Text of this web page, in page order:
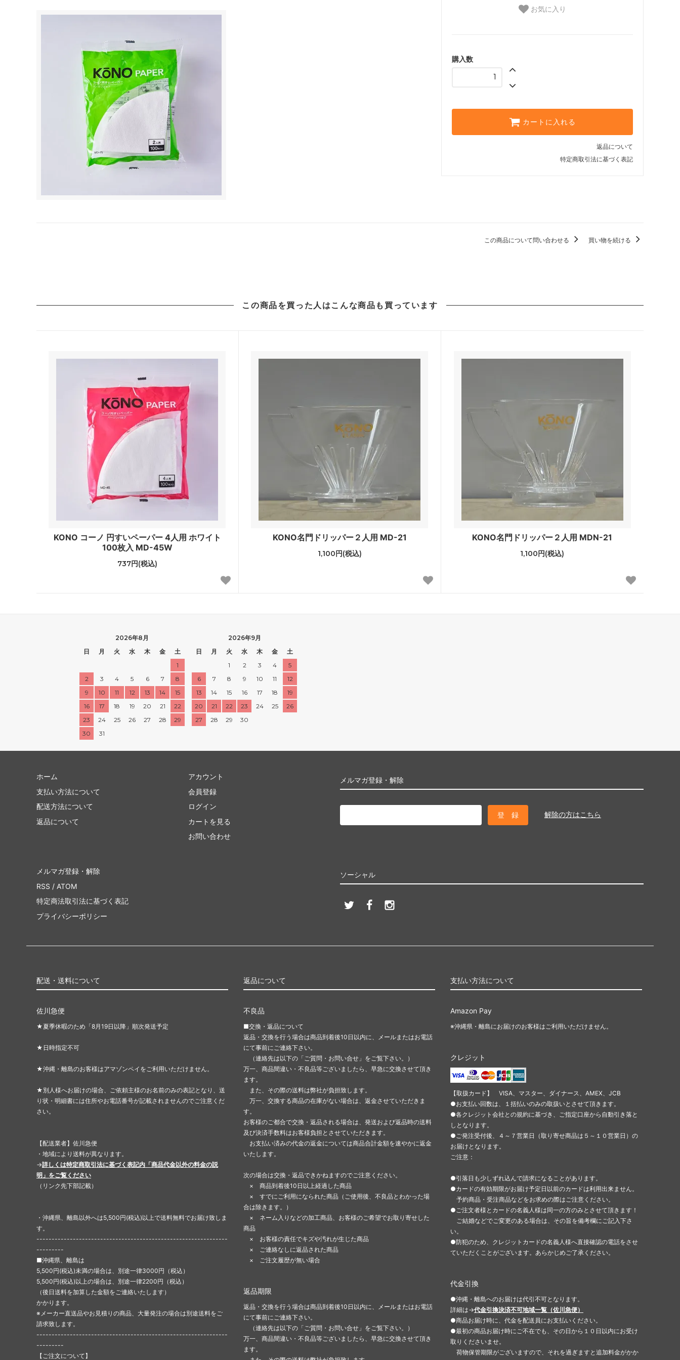
お気に入り
購入数
カートに入れる
返品について
特定商取引法に基づく表記
この商品について問い合わせる 買い物を続ける
この商品を買った人はこんな商品も買っています
KONO コーノ 円すいペーパー 4人用 ホワイト
100枚入 MD-45W
737円(税込)
KONO名門ドリッパー２人用 MD-21
1,100円(税込)
KONO名門ドリッパー２人用 MDN-21
1,100円(税込)
2026年8月
日
月 火 水 木 金
土
1
2
3 4 5 6 7
8
9
10 11 12 13 14
15
16
17 18 19 20 21
22
23
24 25 26 27 28
29
30
31
2026年9月
日
月 火 水 木 金
土
1
2 3 4
5
6
7 8 9 10 11
12
13
14 15 16 17 18
19
20
21 22 23 24 25
26
27
28 29 30
メルマガ登録・解除
解除の方はこちら
ホーム
支払い方法について
配送方法について
返品について
アカウント
会員登録
ログイン
カートを見る
お問い合わせ
ソーシャル
メルマガ登録・解除
RSS / ATOM
特定商法取引法に基づく表記
プライバシーポリシー
配送・送料について
佐川急便
★夏季休暇のため「8月19日以降」順次発送予定
★日時指定不可
★沖縄・離島のお客様はアマゾンペイをご利用いただけません。
★別人様へお届けの場合、ご依頼主様のお名前のみの表記となり、送
り状・明細書には住所やお電話番号が記載されませんのでご注意くだ
さい。
【配送業者】佐川急便
・地域により送料が異なります。
→詳しくは特定商取引法に基づく表記内「商品代金以外の料金の説
明」をご覧ください
（リンク先下部記載）
・沖縄県、離島以外へは5,500円(税込)以上で送料無料でお届け致しま
す。
---------------------------------------------------------------
---------
■沖縄県、離島は
5,500円(税込)未満の場合は、別途一律3000円（税込）
5,500円(税込)以上の場合は、別途一律2200円（税込）
（後日送料を加算した金額をご連絡いたします）
かかります。
※メーカー直送品やお見積りの商品、大量発注の場合は別途送料をご
請求致します。
---------------------------------------------------------------
---------
【ご注文について】
返品について
不良品
■交換・返品について
返品・交換を行う場合は商品到着後10日以内に、メールまたはお電話
にて事前にご連絡下さい。
（連絡先は以下の「ご質問・お問い合せ」をご覧下さい。）
万一、商品間違い・不良品等ございましたら、早急に交換させて頂き
ます。
また、その際の送料は弊社が負担致します。
万一、交換する商品の在庫がない場合は、返金させていただきま
す。
お客様のご都合で交換・返品される場合は、発送および返品時の送料
及び決済手数料はお客様負担とさせていただきます。
お支払い済みの代金の返金については商品合計金額を速やかに返金
いたします。
次の場合は交換・返品できかねますのでご注意ください。
× 商品到着後10日以上経過した商品
× すでにご利用になられた商品（ご使用後、不良品とわかった場
合は除きます。）
× ネーム入りなどの加工商品、お客様のご希望でお取り寄せした
商品
× お客様の責任でキズや汚れが生じた商品
× ご連絡なしに返品された商品
× ご注文履歴が無い場合
返品期限
返品・交換を行う場合は商品到着後10日以内に、メールまたはお電話
にて事前にご連絡下さい。
（連絡先は以下の「ご質問・お問い合せ」をご覧下さい。）
万一、商品間違い・不良品等ございましたら、早急に交換させて頂き
ます。
支払い方法について
Amazon Pay
※沖縄県・離島にお届けのお客様はご利用いただけません。
クレジット
【取扱カード】 VISA、マスター、ダイナース、AMEX、JCB
●お支払い回数は、１括払いのみの取扱いとさせて頂きます。
●各クレジット会社との規約に基づき、ご指定口座から自動引き落と
しとなります。
●ご発注受付後、４～７営業日（取り寄せ商品は５～１０営業日）の
お届けとなります。
ご注意：
●引落日も少しずれ込んで請求になることがあります。
●カードの有効期限がお届け予定日以前のカードは利用出来ません。
予約商品・受注商品などをお求めの際はご注意ください。
●ご注文者様とカードの名義人様は同一の方のみとさせて頂きます！
ご結婚などでご変更のある場合は、その旨を備考欄にご記入下さ
い。
●防犯のため、クレジットカードの名義人様へ直接確認の電話をさせ
ていただくことがございます。あらかじめご了承ください。
代金引換
●沖縄・離島へのお届けは代引不可となります。
詳細は→代金引換決済不可地域一覧（佐川急便）
●商品お届け時に、代金を配送員にお支払いください。
●最初の商品お届け時にご不在でも、その日から１０日以内にお受け
取りくださいませ。
荷物保管期限がございますので、それを過ぎますと追加料金がかか